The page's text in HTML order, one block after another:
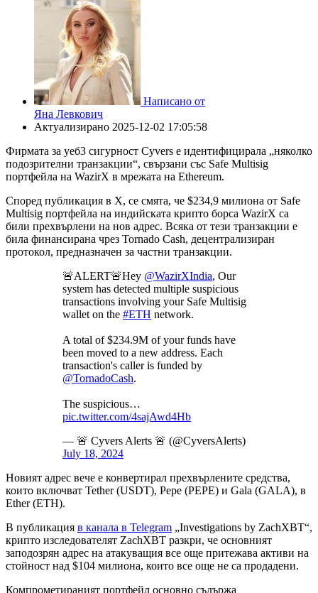
Написано от
Яна Левкович
Актуализирано 2025-12-02 17:05:58
Фирмата за уеб3 сигурност Cyvers е идентифицирала „няколко
подозрителни транзакции“, свързани със Safe Multisig
портфейла на WazirX в мрежата на Ethereum.
Според публикация в X, се смята, че $234,9 милиона от Safe
Multisig портфейла на индийската крипто борса WazirX са
били прехвърлени на нов адрес. Всяка от тези транзакции е
била финансирана чрез Tornado Cash, децентрализиран
протокол, предназначен за частни транзакции.
🚨ALERT🚨Hey @WazirXIndia, Our
system has detected multiple suspicious
transactions involving your Safe Multisig
wallet on the #ETH network.
A total of $234.9M of your funds have
been moved to a new address. Each
transaction's caller is funded by
@TornadoCash.
The suspicious…
pic.twitter.com/4sajAwd4Hb
— 🚨 Cyvers Alerts 🚨 (@CyversAlerts)
July 18, 2024
Новият адрес вече е конвертирал прехвърлените средства,
които включват Tether (USDT), Pepe (PEPE) и Gala (GALA), в
Ether (ETH).
В публикация в канала в Telegram „Investigations by ZachXBT“,
крипто изследователят ZachXBT разкри, че основният
заподозрян адрес на атакуващия все още притежава активи на
стойност над $104 милиона, които все още не са продадени.
Компрометираният портфейл основно съдържа